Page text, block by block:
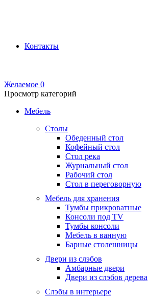
Контакты
Желаемое 0
Просмотр категорий
Мебель
Столы
Обеденный стол
Кофейный стол
Стол река
Журнальный стол
Рабочий стол
Стол в переговорную
Мебель для хранения
Тумбы прикроватные
Консоли под TV
Тумбы консоли
Мебель в ванную
Барные столешницы
Двери из слэбов
Амбарные двери
Двери из слэбов дерева
Слэбы в интерьере